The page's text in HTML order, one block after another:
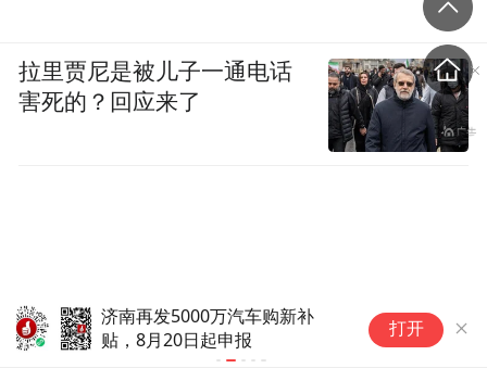
济南再发5000万汽车购新补
贴，8月20日起申报
打开
拉里贾尼是被儿子一通电话
害死的？回应来了